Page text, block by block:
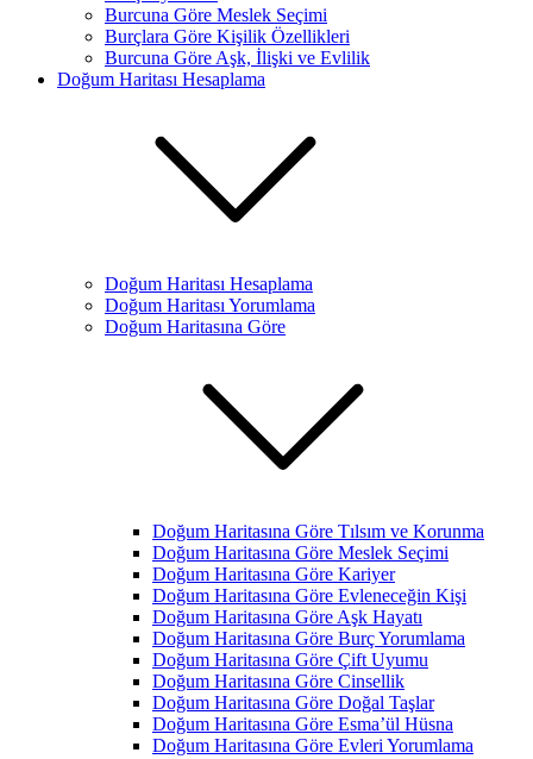
Burcuna Göre Meslek Seçimi
Burçlara Göre Kişilik Özellikleri
Burcuna Göre Aşk, İlişki ve Evlilik
Doğum Haritası Hesaplama
Doğum Haritası Hesaplama
Doğum Haritası Yorumlama
Doğum Haritasına Göre
Doğum Haritasına Göre Tılsım ve Korunma
Doğum Haritasına Göre Meslek Seçimi
Doğum Haritasına Göre Kariyer
Doğum Haritasına Göre Evleneceğin Kişi
Doğum Haritasına Göre Aşk Hayatı
Doğum Haritasına Göre Burç Yorumlama
Doğum Haritasına Göre Çift Uyumu
Doğum Haritasına Göre Cinsellik
Doğum Haritasına Göre Doğal Taşlar
Doğum Haritasına Göre Esma’ül Hüsna
Doğum Haritasına Göre Evleri Yorumlama